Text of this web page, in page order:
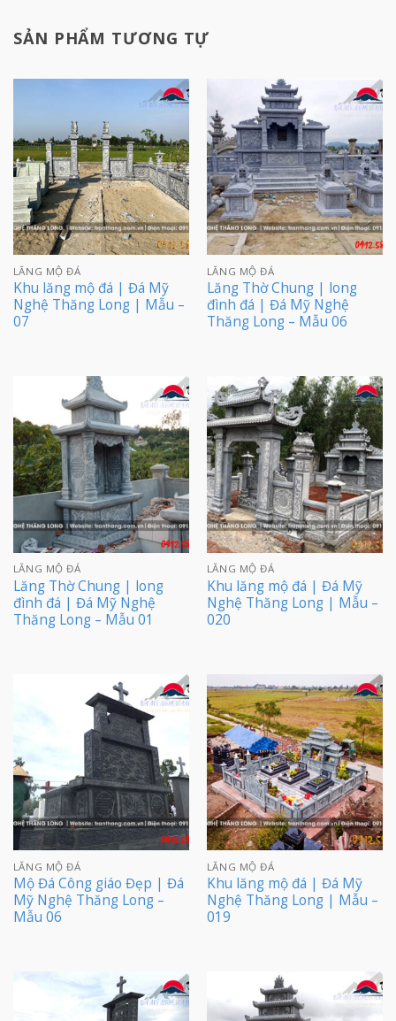
SẢN PHẨM TƯƠNG TỰ
LĂNG MỘ ĐÁ
Khu lăng mộ đá | Đá Mỹ
Nghệ Thăng Long | Mẫu –
07
LĂNG MỘ ĐÁ
Lăng Thờ Chung | long
đình đá | Đá Mỹ Nghệ
Thăng Long – Mẫu 06
LĂNG MỘ ĐÁ
Lăng Thờ Chung | long
đình đá | Đá Mỹ Nghệ
Thăng Long – Mẫu 01
LĂNG MỘ ĐÁ
Khu lăng mộ đá | Đá Mỹ
Nghệ Thăng Long | Mẫu –
020
LĂNG MỘ ĐÁ
Mộ Đá Công giáo Đẹp | Đá
Mỹ Nghệ Thăng Long –
Mẫu 06
LĂNG MỘ ĐÁ
Khu lăng mộ đá | Đá Mỹ
Nghệ Thăng Long | Mẫu –
019